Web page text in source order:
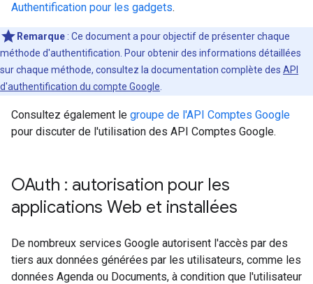
Authentification pour les gadgets.
Remarque : Ce document a pour objectif de présenter chaque
méthode d'authentification. Pour obtenir des informations détaillées
sur chaque méthode, consultez la documentation complète des API
d'authentification du compte Google
Consultez également le groupe de l'API Comptes Google
pour discuter de l'utilisation des API Comptes Google.
OAuth : autorisation pour les
applications Web et installées
De nombreux services Google autorisent l'accès par des
tiers aux données générées par les utilisateurs, comme les
données Agenda ou Documents, à condition que l'utilisateur